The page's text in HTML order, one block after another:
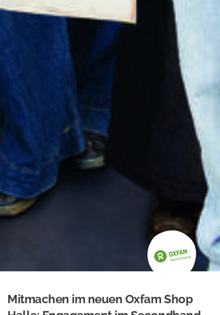
Mitmachen im neuen Oxfam Shop